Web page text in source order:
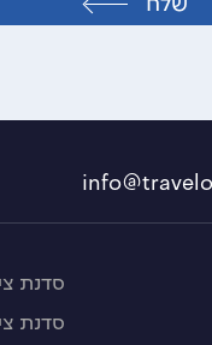
סדנת
סדנת